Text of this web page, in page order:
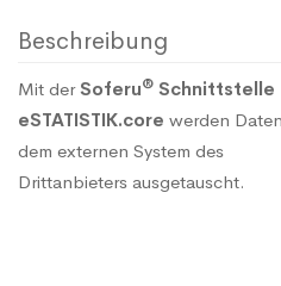
Beschreibung
Mit derSoferu® Schnittstelle
eSTATISTIK.core werden
dem externen System des
Drittanbieters ausgetauscht.